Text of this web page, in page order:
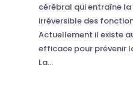
cérébral qui entraîne
irréversible des
Actuellement il existe
efficace pour prévenir
La...